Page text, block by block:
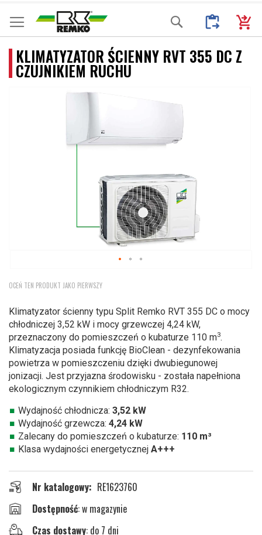
Przejdź
do
treści
Mój
Moje
Search
KLIMATYZATOR ŚCIENNY RVT 355 DC Z
CZUJNIKIEM RUCHU
na
galerii
OCEŃ TEN PRODUKT JAKO PIERWSZY
Klimatyzator ścienny typu Split Remko RVT 355 DC o mocy
chłodniczej 3,52 kW i mocy grzewczej 4,24 kW,
przeznaczony do pomieszczeń o kubaturze 110 m3.
Klimatyzacja posiada funkcję BioClean - dezynfekowania
powietrza w pomieszczeniu dzięki dwubiegunowej
jonizacji. Jest przyjazna środowisku - została napełniona
ekologicznym czynnikiem chłodniczym R32.
Wydajność chłodnicza: 3,52 kW
Wydajność grzewcza: 4,24 kW
Zalecany do pomieszczeń o kubaturze: 110 m³
Klasa wydajności energetycznej A+++
Nr katalogowy
RE1623760
w magazynie
Czas dostawy: do 7 dni